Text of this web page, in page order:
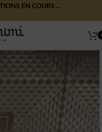
EN COURS ...